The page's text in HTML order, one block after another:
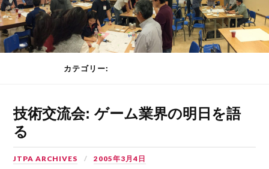
カテゴリー:
技術交流会: ゲーム業界の明日を語
る
JTPA ARCHIVES 2005年3月4日